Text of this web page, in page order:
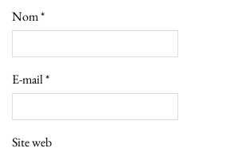
Nom*
E-mail*
Site web